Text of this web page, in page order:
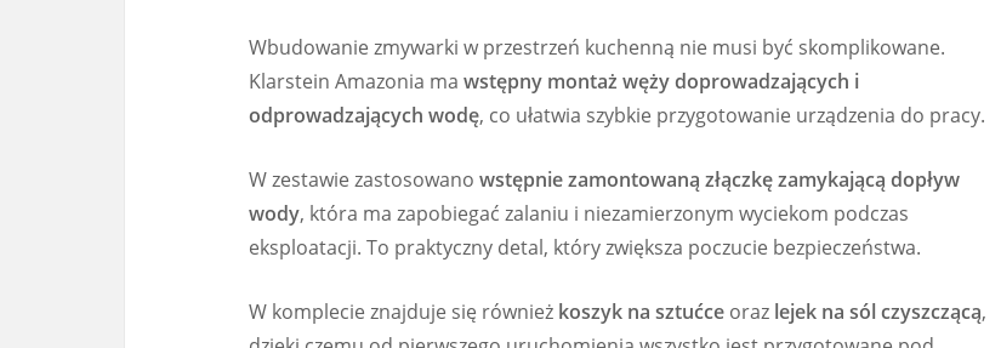
Wbudowanie zmywarki w przestrzeń kuchenną nie musi być skomplikowane.
Klarstein Amazonia ma wstępny montaż węży doprowadzających i
odprowadzających wodę, co ułatwia szybkie przygotowanie urządzenia do pracy.
W zestawie zastosowano wstępnie zamontowaną złączkę zamykającą dopływ
wody, która ma zapobiegać zalaniu i niezamierzonym wyciekom podczas
eksploatacji. To praktyczny detal, który zwiększa poczucie bezpieczeństwa.
W komplecie znajduje się również koszyk na sztućce oraz lejek na sól czyszczącą,